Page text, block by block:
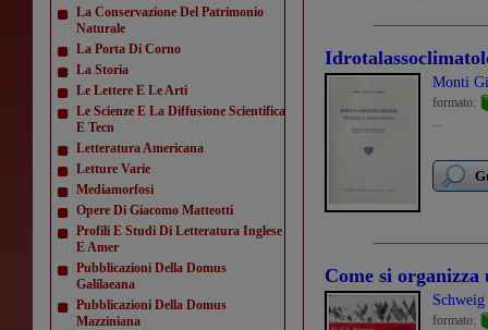
La Conservazione Del Patrimonio
Naturale
La Porta Di Corno
La Storia
Le Lettere E Le Arti
Le Scienze E La Diffusione Scientifica
E Tecn
Letteratura Americana
Letture Varie
Mediamorfosi
Opere Di Giacomo Matteotti
Profili E Studi Di Letteratura Inglese
E Amer
Pubblicazioni Della Domus
Galilaeana
Pubblicazioni Della Domus
Mazziniana
Monti
formato:
...
Come si organizza
formato: